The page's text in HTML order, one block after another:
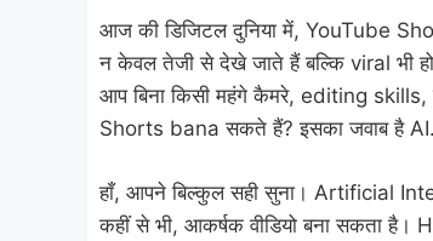
आज की डिजिटल दुनिया में, YouTube
न केवल तेजी से देखे जाते हैं बल्कि viral भी
आप बिना किसी महंगे कैमरे, editing skills,
Shorts bana सकते हैं? इसका जवाब है AI.
हाँ, आपने बिल्कुल सही सुना। Artificial
कहीं से भी, आकर्षक वीडियो बना सकता